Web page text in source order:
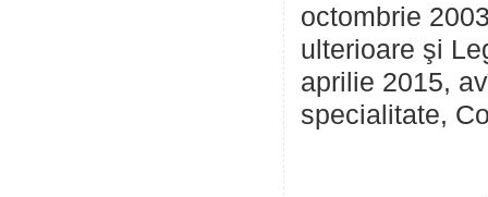
octombrie
ulterioare şi
aprilie 2015,
specialitate,